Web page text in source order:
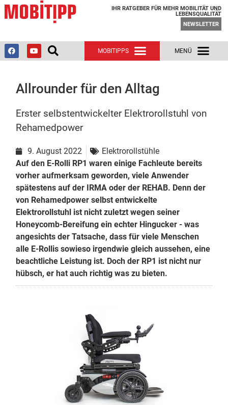
IHR RATGEBER FÜR MEHR MOBILITÄT UND
LEBENSQUALITÄT
NEWSLETTER
Allrounder für den Alltag
Erster selbstentwickelter Elektrorollstuhl von
Rehamedpower
9. August 2022
Elektrorollstühle
Auf den E-Rolli RP1 waren einige Fachleute bereits
vorher aufmerksam geworden, viele Anwender
spätestens auf der IRMA oder der REHAB. Denn der
von Rehamedpower selbst entwickelte
Elektrorollstuhl ist nicht zuletzt wegen seiner
Honeycomb-Bereifung ein echter Hingucker - was
angesichts der Tatsache, dass für viele Menschen
alle E-Rollis sowieso irgendwie gleich aussehen, eine
beachtliche Leistung ist. Doch der RP1 ist nicht nur
hübsch, er hat auch richtig was zu bieten.